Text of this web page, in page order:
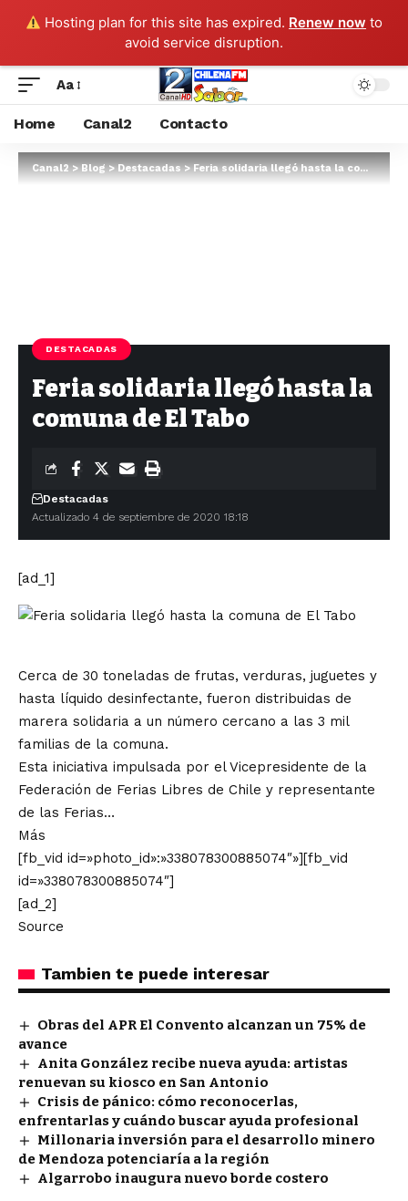
Hosting plan for this site has expired. Renew now to
avoid service disruption.
Aa
Home Canal2 Contacto
Canal2>Blog>Destacadas>Feria solidaria llegó hasta la comuna de El Tabo
DESTACADAS
Feria solidaria llegó hasta la
comuna de El Tabo
Actualizado 4 de septiembre de 2020 18:18
Destacadas
[ad_1]
Cerca de 30 toneladas de frutas, verduras, juguetes y
hasta líquido desinfectante, fueron distribuidas de
marera solidaria a un número cercano a las 3 mil
familias de la comuna.
Esta iniciativa impulsada por el Vicepresidente de la
Federación de Ferias Libres de Chile y representante
de las Ferias…
Más
[fb_vid id=»photo_id»:»338078300885074″»][fb_vid
id=»338078300885074″]
[ad_2]
Source
Tambien te puede interesar
Obras del APR El Convento alcanzan un 75% de
avance
Anita González recibe nueva ayuda: artistas
renuevan su kiosco en San Antonio
Crisis de pánico: cómo reconocerlas,
enfrentarlas y cuándo buscar ayuda profesional
Millonaria inversión para el desarrollo minero
de Mendoza potenciaría a la región
Algarrobo inaugura nuevo borde costero